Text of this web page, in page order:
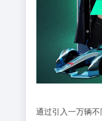
通过引入一万辆